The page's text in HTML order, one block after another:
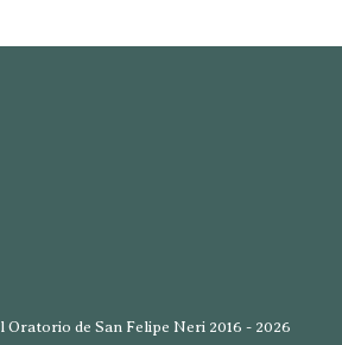
de San Felipe Neri 2016 - 2026